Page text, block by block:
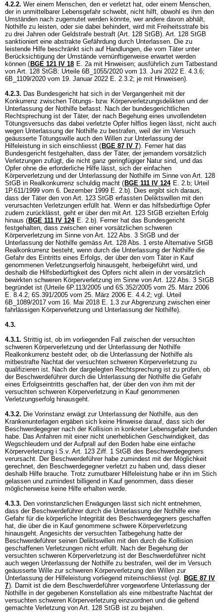
4.2.2. Wer einem Menschen, den er verletzt hat, oder einem Menschen,
der in unmittelbarer Lebensgefahr schwebt, nicht hilft, obwohl es ihm den
Umständen nach zugemutet werden könnte, wer andere davon abhält,
Nothilfe zu leisten, oder sie dabei behindert, wird mit Freiheitsstrafe bis
zu drei Jahren oder Geldstrafe bestraft (Art. 128 StGB). Art. 128 StGB
sanktioniert eine abstrakte Gefährdung durch Unterlassen. Die zu
leistende Hilfe beschränkt sich auf Handlungen, die vom Täter unter
Berücksichtigung der Umstände vernünftigerweise erwartet werden
können ( BGE 121 IV 18 E. 2a mit Hinweisen; ausführlich zum Tatbestand
von Art. 128 StGB: Urteile 6B_1055/2020 vom 13. Juni 2022 E. 4.3.6;
6B_1109/2020 vom 19. Januar 2022 E. 2.3.2; je mit Hinweisen).
4.2.3. Das Bundesgericht hat sich in der Vergangenheit mit der
Konkurrenz zwischen Tötungs- bzw. Körperverletzungsdelikten und der
Unterlassung der Nothilfe befasst. Nach der bundesgerichtlichen
Rechtsprechung ist der Täter, der nach Begehung eines unvollendeten
Tötungsversuchs das dabei verletzte Opfer hilflos liegen lässt, nicht auch
wegen Unterlassung der Nothilfe zu bestrafen, weil der im Versuch
geäusserte Tötungswille auch den Willen zur Unterlassung der
Hilfeleistung in sich einschliesst ( BGE 87 IV 7). Ferner hat das
Bundesgericht festgehalten, dass der Täter, der jemandem vorsätzlich
Verletzungen zufügt, die nicht ganz geringfügiger Natur sind, und das
Opfer ohne die erforderliche Hilfe lässt, sich der einfachen
Körperverletzung und der Unterlassung der Nothilfe im Sinne von Art. 128
StGB in Realkonkurrenz schuldig macht ( BGE 111 IV 124 E. 2.b; Urteil
1P.611/1999 vom 6. Dezember 1999 E. 2.b). Dies ergibt sich daraus,
dass der Täter den von Art. 123 StGB erfassten Deliktswillen mit den
verursachten Verletzungen erfüllt hat. Wenn er das hilfsbedürftige Opfer
zudem zurücklässt, geht er über den mit Art. 123 StGB erzielten Erfolg
hinaus ( BGE 111 IV 124 E. 2.b). Ferner hat das Bundesgericht
festgehalten, dass zwischen einer vorsätzlichen schweren
Körperverletzung im Sinne von Art. 122 Abs. 3 StGB und der
Unterlassung der Nothilfe gemäss Art. 128 Abs. 1 erste Alternative StGB
Realkonkurrenz besteht, wenn durch die Unterlassung der Nothilfe die
Gefahr des Eintritts eines Erfolgs, der über den vom Täter in Kauf
genommenen Verletzungserfolg hinausgeht, herbeigeführt wird, und
deshalb die Hilfsbedürftigkeit des Opfers nicht allein in der vorsätzlich
bewirkten schweren Körperverletzung im Sinne von Art. 122 Abs. 3 StGB
begründet ist (Urteile 6P.113/2005 und 6S.352/2005 vom 25. März 2006
E. 8.4.2; 6S.391/2005 vom 25. März 2006 E. 4.4.2; vgl. Urteil
6B_1089/2017 vom 16. Mai 2018 E. 1.3 zur Abgrenzung zwischen einer
fahrlässigen Körperverletzung und Unterlassung der Nothilfe).
4.3.
4.3.1. Strittig ist, ob im vorliegenden Fall zwischen der versuchten
schweren Körperverletzung und der Unterlassung der Nothilfe
Realkonkurrenz besteht oder, ob die Unterlassung der Nothilfe als
mitbestrafte Nachtat der versuchten schweren Körperverletzung zu
qualifizieren ist. Nach der dargelegten Rechtsprechung ist zu prüfen, ob
der Beschwerdeführer durch die Unterlassung der Nothilfe die Gefahr
eines Erfolgseintritts geschaffen hat, der über den von ihm mit der
versuchten schweren Körperverletzung in Kauf genommenen
Verletzungserfolg hinausgeht.
4.3.2. Die Vorinstanz erwägt zur Unterlassung der Nothilfe, aus den
Krankenunterlagen ergäben sich keine Hinweise darauf, dass sich der
Beschwerdegegner nach der Kollision in konkreter Lebensgefahr befunden
habe. Das Anfahren mit einer nicht unerheblichen Geschwindigkeit, das
Wegschleudern und der Aufprall auf den Boden habe eine einfache
Körperverletzung i.S.v. Art. 123 Ziff. 1 StGB des Beschwerdegegners
verursacht. Der Beschwerdeführer habe zumindest mit der Möglichkeit
gerechnet, den Beschwerdegegner verletzt zu haben und, dass dieser
deshalb Hilfe brauche. Trotz zumutbarer Hilfeleistung habe er ihn im Stich
gelassen und zumindest billigend in Kauf genommen, dass dieser
möglicherweise keine Hilfe erhalten werde.
4.3.3. Den vorinstanzlichen Erwägungen lässt sich nicht entnehmen,
dass der Beschwerdeführer durch die Unterlassung der Nothilfe eine
Gefahr für die körperliche Integrität des Beschwerdegegners geschaffen
hat, die über die in Kauf genommene schwere Körperverletzung
hinausgeht. Angesichts der versuchten Tatbegehung hatte der
Beschwerdeführer seinen Deliktswillen mit den durch die Kollision
geschaffenen Verletzungen nicht erfüllt. Nach der Begehung der
versuchten schweren Körperverletzung ist der Beschwerdeführer nicht
auch wegen Unterlassung der Nothilfe zu bestrafen, weil der im Versuch
geäusserte Wille zur schweren Körperverletzung den Willen zur
Unterlassung der Hilfeleistung vorliegend miteinschliesst (vgl. BGE 87 IV
7). Damit ist die dem Beschwerdeführer vorgeworfene Unterlassung der
Nothilfe in der gegebenen Konstellation als eine mitbestrafte Nachtat der
versuchten schweren Körperverletzung einzuordnen und die geltend
gemachte Verletzung von Art. 128 StGB ist zu bejahen.